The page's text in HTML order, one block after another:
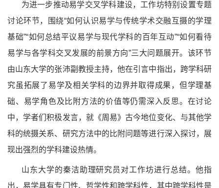
为进一步推动易学交叉学科建设，工作坊特别设置专题
讨论环节，围绕“如何认识易学与传统学术交融互摄的学理
基础”“如何总结平议易学与现代学科的百年互动”“如何看待
易学与各学科交叉发展的前景方向”三大问题展开。该环节
由山东大学的张沛副教授主持，他在引言中指出，跨学科研
究虽拓展了易学及相关学科的边界并取得成果，但学理基
础、易学角色及比附方法的价值等仍需深入反思。在讨论
中，学者们积极发言，就《周易》古今地位变化、与其他学
科的统摄关系、研究方法中的比附问题等进行深入探讨，展
现出强烈的学科建设热情。
山东大学的秦洁助理研究员对工作坊进行总结。他指
出，易学具有专门性、哲学性和跨学科性，其中跨学科性是